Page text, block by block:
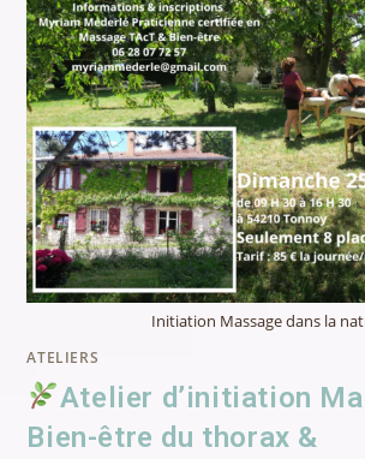
Initiation Massage dans la
ATELIERS
Atelier d’initiation
Bien-être du thorax &